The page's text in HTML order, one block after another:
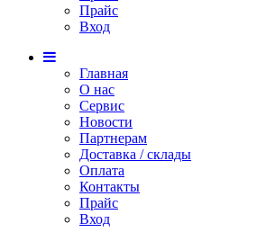
Прaйс
Вход
Главная
О нас
Сервис
Новости
Партнерам
Доставка / склады
Оплата
Контакты
Прайс
Вход